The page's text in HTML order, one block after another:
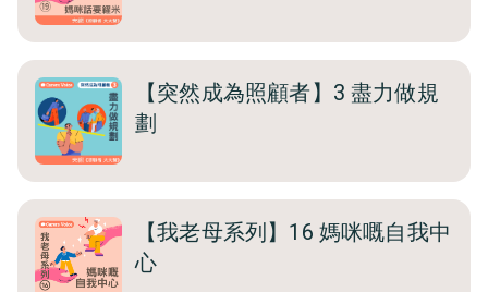
【突然成為照顧者】3 盡力做規
劃
【我老母系列】16 媽咪嘅自我中
心